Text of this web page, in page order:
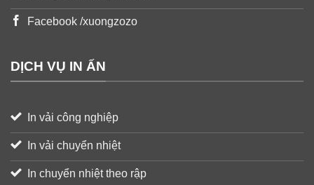
Facebook /xuongzozo
DỊCH VỤ IN ẤN
In vải công nghiệp
In vải chuyển nhiệt
In chuyển nhiệt theo rập